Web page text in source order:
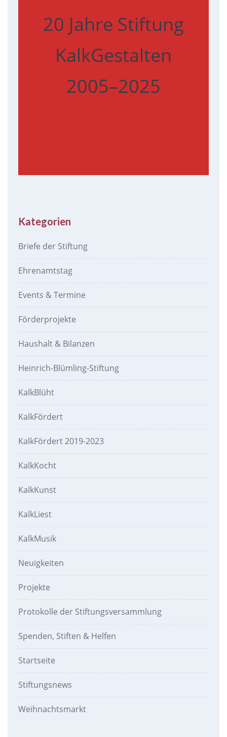
20 Jahre Stiftung
KalkGestalten
2005–2025
Kategorien
Briefe der Stiftung
Ehrenamtstag
Events & Termine
Förderprojekte
Haushalt & Bilanzen
Heinrich-Blümling-Stiftung
KalkBlüht
KalkFördert
KalkFördert 2019-2023
KalkKocht
KalkKunst
KalkLiest
KalkMusik
Neuigkeiten
Projekte
Protokolle der Stiftungsversammlung
Spenden, Stiften & Helfen
Startseite
Stiftungsnews
Weihnachtsmarkt